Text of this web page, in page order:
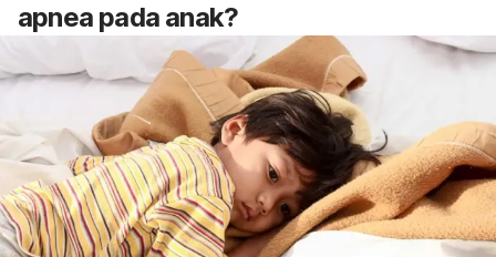
apnea pada anak?